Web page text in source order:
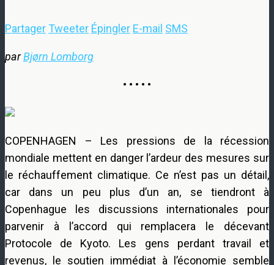
Partager Tweeter Épingler E-mail SMS
parBjørn Lomborg
• • • • •
COPENHAGEN – Les pressions de la récession
mondiale mettent en danger l’ardeur des mesures sur
le réchauffement climatique. Ce n’est pas un détail,
car dans un peu plus d’un an, se tiendront à
Copenhague les discussions internationales pour
parvenir à l’accord qui remplacera le décevant
Protocole de Kyoto. Les gens perdant travail et
revenus, le soutien immédiat à l’économie semble